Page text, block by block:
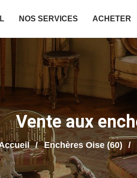
NOS SERVICES ACHETER
Vente aux
Enchères Oise (60)